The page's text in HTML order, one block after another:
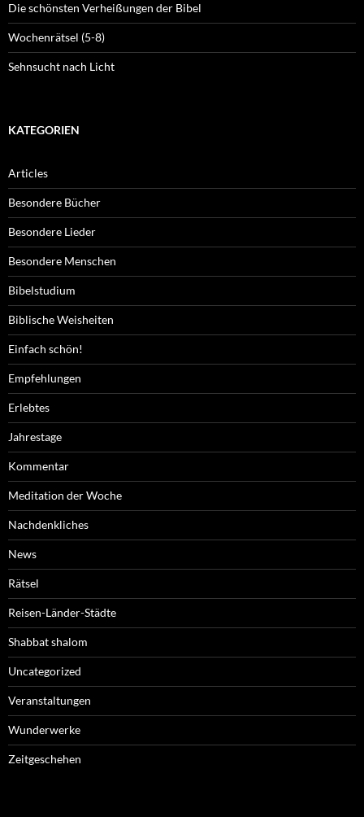
Die schönsten Verheißungen der Bibel
Wochenrätsel (5-8)
Sehnsucht nach Licht
KATEGORIEN
Articles
Besondere Bücher
Besondere Lieder
Besondere Menschen
Bibelstudium
Biblische Weisheiten
Einfach schön!
Empfehlungen
Erlebtes
Jahrestage
Kommentar
Meditation der Woche
Nachdenkliches
News
Rätsel
Reisen-Länder-Städte
Shabbat shalom
Uncategorized
Veranstaltungen
Wunderwerke
Zeitgeschehen